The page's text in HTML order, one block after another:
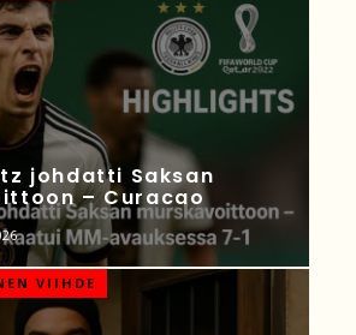
johdatti Saksan
– Curacao
VIIHDE